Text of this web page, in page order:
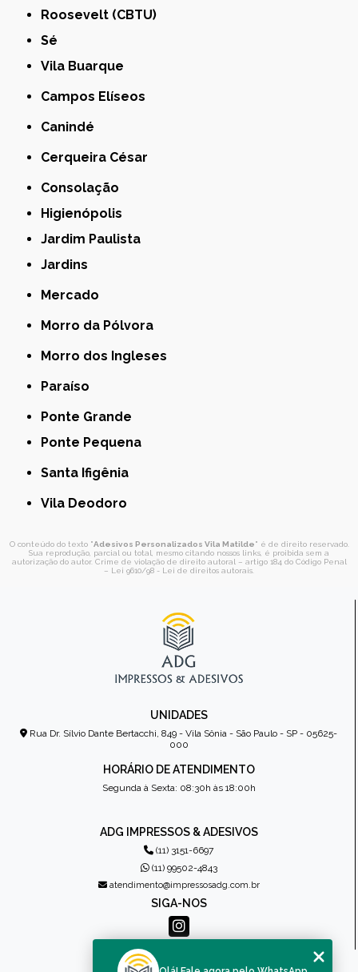
Roosevelt (CBTU)
Sé
Vila Buarque
Campos Elíseos
Canindé
Cerqueira César
Consolação
Higienópolis
Jardim Paulista
Jardins
Mercado
Morro da Pólvora
Morro dos Ingleses
Paraíso
Ponte Grande
Ponte Pequena
Santa Ifigênia
Vila Deodoro
O conteúdo do texto "Adesivos Personalizados Vila Matilde" é de direito reservado.
Sua reprodução, parcial ou total, mesmo citando nossos links, é proibida sem a
autorização do autor. Crime de violação de direito autoral – artigo 184 do Código Penal
– Lei 9610/98 - Lei de direitos autorais.
UNIDADES
Rua Dr. Sílvio Dante Bertacchi, 849 - Vila Sônia - São Paulo - SP - 05625-
000
HORÁRIO DE ATENDIMENTO
Segunda à Sexta: 08:30h às 18:00h
ADG IMPRESSOS & ADESIVOS
(11) 3151-6697
(11) 99502-4843
atendimento@impressosadg.com.br
SIGA-NOS
MENU